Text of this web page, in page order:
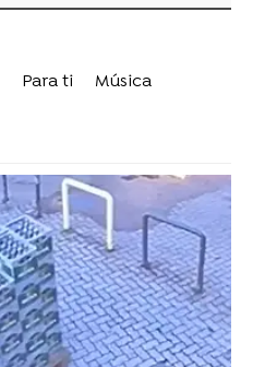
Para ti
Música